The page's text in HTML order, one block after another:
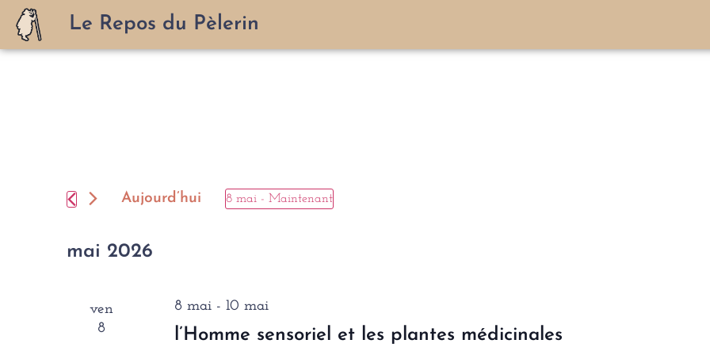
Le Repos du Pèlerin
Aujourd’hui 8 mai - Maintenant
mai 2026
ven
8
l’Homme sensoriel et les plantes médicinales
8 mai- 10 mai